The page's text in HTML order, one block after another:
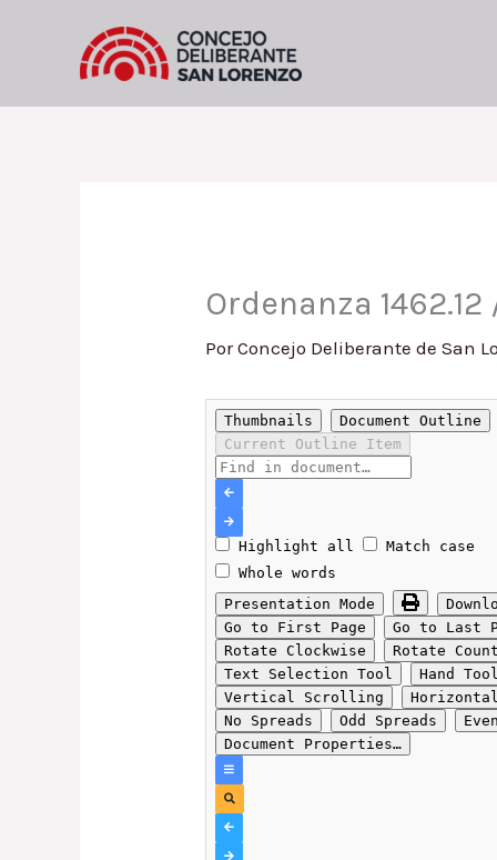
contenido
Ordenanza
PorConcejo Deliberante de San